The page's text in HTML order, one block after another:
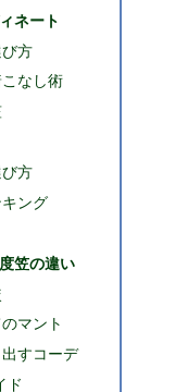
ネート
方
なし術
方
ング
笠の違い
マント
すコーデ
ド